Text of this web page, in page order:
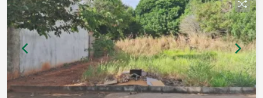
parcelamento direto com o proprietário -
Excelente oportunidade para investimento ou
moradia #Terreno #Venda #Empreendimento
#SãoJosédoRioPreto #ParqueVilaNobre
#Imóveis #Investimento #Construção
#QualidadedeVida